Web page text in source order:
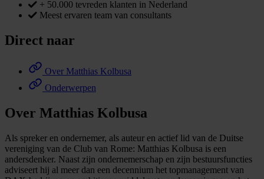
+ 50.000 tevreden klanten in Nederland
Meest ervaren team van consultants
Direct naar
Over Matthias Kolbusa
Onderwerpen
Over Matthias Kolbusa
Als spreker en ondernemer, als auteur en actief lid van de Duitse
vereniging van de Club van Rome: Matthias Kolbusa is een
andersdenker. Naast zijn ondernemerschap en zijn bestuursfuncties
adviseert hij al meer dan een decennium het topmanagement van